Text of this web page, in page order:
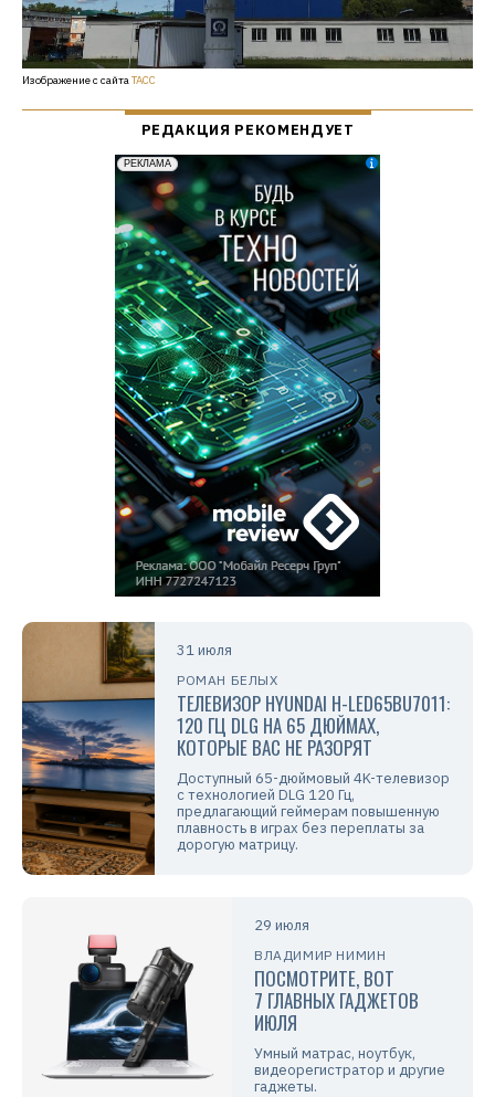
Изображение с сайтаТАСС
31 июля
РОМАН БЕЛЫХ
ТЕЛЕВИЗОР HYUNDAI H-LED65BU7011:
120 ГЦ DLG НА 65 ДЮЙМАХ,
КОТОРЫЕ ВАС НЕ РАЗОРЯТ
Доступный 65-дюймовый 4K-телевизор
с технологией DLG 120 Гц,
предлагающий геймерам повышенную
плавность в играх без переплаты за
дорогую матрицу.
29 июля
ВЛАДИМИР НИМИН
ПОСМОТРИТЕ, ВОТ
7 ГЛАВНЫХ ГАДЖЕТОВ
ИЮЛЯ
Умный матрас, ноутбук,
видеорегистратор и другие
гаджеты.